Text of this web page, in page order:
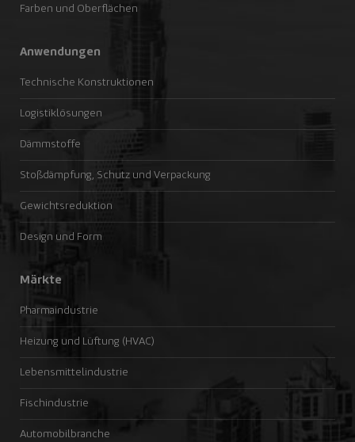
Farben und Oberflächen
Anwendungen
Technische Konstruktionen
Logistiklösungen
Dämmstoffe
Stoßdämpfung, Schutz und Verpackung
Gewichtsreduktion
Design und Form
Märkte
Pharmaindustrie
Heizung und Lüftung (HVAC)
Lebensmittelindustrie
Fischindustrie
Automobilbranche